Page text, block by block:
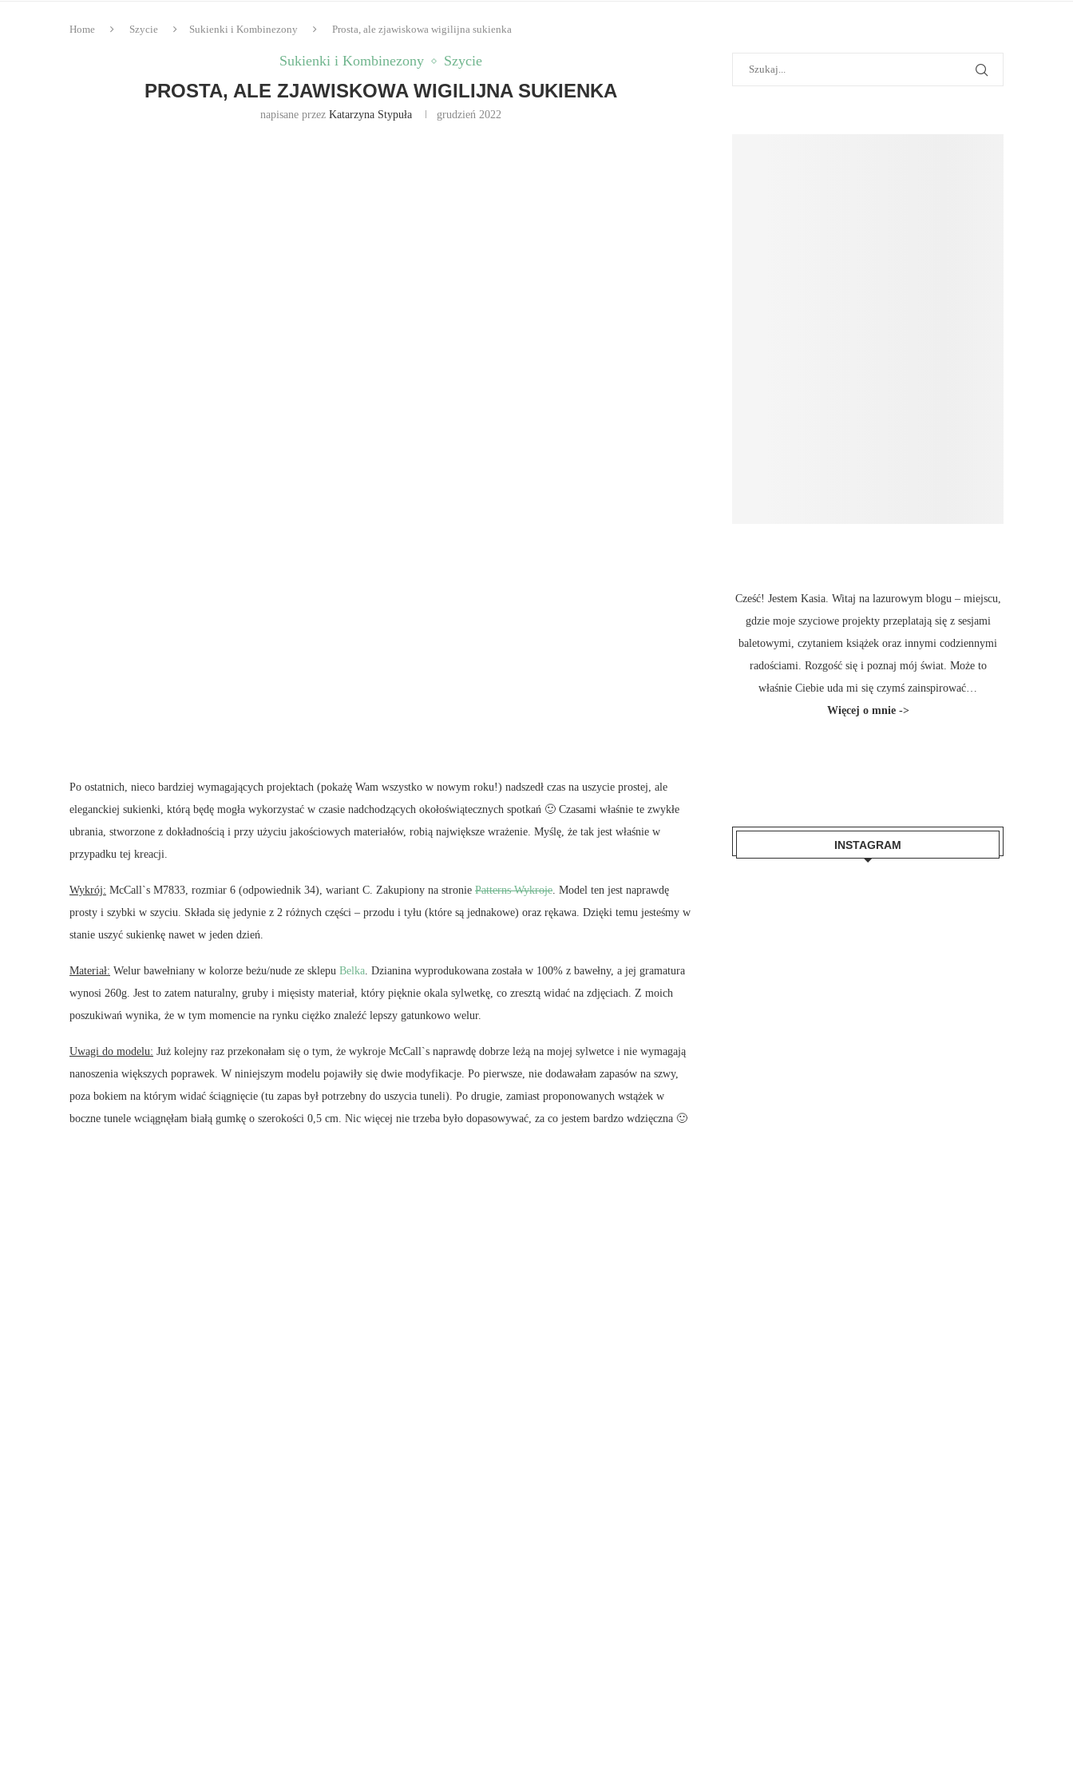
Home Szycie Sukienki i Kombinezony Prosta, ale zjawiskowa wigilijna sukienka
Sukienki i Kombinezony Szycie
PROSTA, ALE ZJAWISKOWA WIGILIJNA SUKIENKA
napisane przez Katarzyna Stypuła grudzień 2022
Po ostatnich, nieco bardziej wymagających projektach (pokażę Wam wszystko w nowym roku!) nadszedł czas na uszycie prostej, ale
eleganckiej sukienki, którą będę mogła wykorzystać w czasie nadchodzących okołoświątecznych spotkań 🙂 Czasami właśnie te zwykłe
ubrania, stworzone z dokładnością i przy użyciu jakościowych materiałów, robią największe wrażenie. Myślę, że tak jest właśnie w
przypadku tej kreacji.
Wykrój: McCall`s M7833, rozmiar 6 (odpowiednik 34), wariant C. Zakupiony na stronie Patterns Wykroje . Model ten jest naprawdę
prosty i szybki w szyciu. Składa się jedynie z 2 różnych części – przodu i tyłu (które są jednakowe) oraz rękawa. Dzięki temu jesteśmy w
stanie uszyć sukienkę nawet w jeden dzień.
Materiał: Welur bawełniany w kolorze beżu/nude ze sklepu Belka . Dzianina wyprodukowana została w 100% z bawełny, a jej gramatura
wynosi 260g. Jest to zatem naturalny, gruby i mięsisty materiał, który pięknie okala sylwetkę, co zresztą widać na zdjęciach. Z moich
poszukiwań wynika, że w tym momencie na rynku ciężko znaleźć lepszy gatunkowo welur.
Uwagi do modelu: Już kolejny raz przekonałam się o tym, że wykroje McCall`s naprawdę dobrze leżą na mojej sylwetce i nie wymagają
nanoszenia większych poprawek. W niniejszym modelu pojawiły się dwie modyfikacje. Po pierwsze, nie dodawałam zapasów na szwy,
poza bokiem na którym widać ściągnięcie (tu zapas był potrzebny do uszycia tuneli). Po drugie, zamiast proponowanych wstążek w
boczne tunele wciągnęłam białą gumkę o szerokości 0,5 cm. Nic więcej nie trzeba było dopasowywać, za co jestem bardzo wdzięczna 🙂
Cześć! Jestem Kasia. Witaj na lazurowym blogu – miejscu,
gdzie moje szyciowe projekty przeplatają się z sesjami
baletowymi, czytaniem książek oraz innymi codziennymi
radościami. Rozgość się i poznaj mój świat. Może to
właśnie Ciebie uda mi się czymś zainspirować…
Więcej o mnie ->
INSTAGRAM